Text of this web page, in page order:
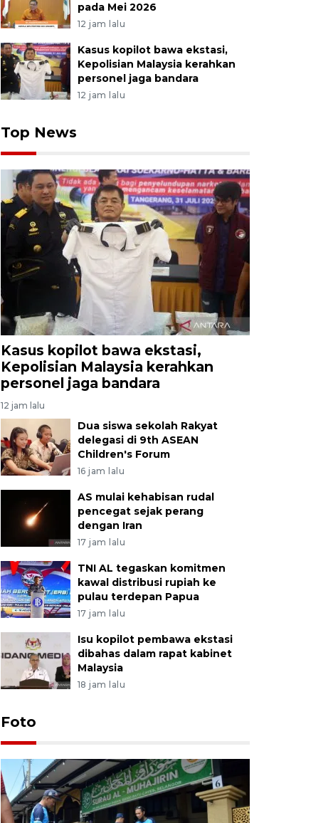
pada Mei 2026
12 jam lalu
Kasus kopilot bawa ekstasi,
Kepolisian Malaysia kerahkan
personel jaga bandara
12 jam lalu
Top News
Kasus kopilot bawa ekstasi,
Kepolisian Malaysia kerahkan
personel jaga bandara
12 jam lalu
Dua siswa sekolah Rakyat
delegasi di 9th ASEAN
Children's Forum
16 jam lalu
AS mulai kehabisan rudal
pencegat sejak perang
dengan Iran
17 jam lalu
TNI AL tegaskan komitmen
kawal distribusi rupiah ke
pulau terdepan Papua
17 jam lalu
Isu kopilot pembawa ekstasi
dibahas dalam rapat kabinet
Malaysia
18 jam lalu
Foto